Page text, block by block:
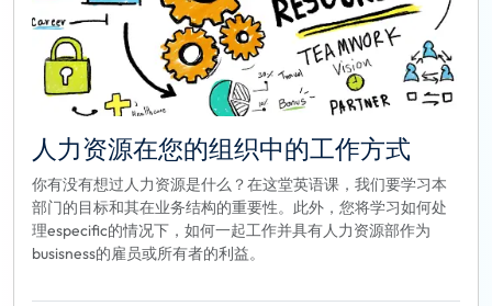
人力资源在您的组织中的工作方式
你有没有想过人力资源是什么？在这堂英语课，我们要学习本
部门的目标和其在业务结构的重要性。此外，您将学习如何处
理especific的情况下，如何一起工作并具有人力资源部作为
busisness的雇员或所有者的利益。